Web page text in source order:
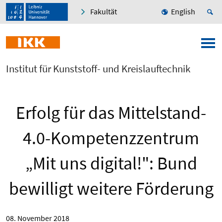
Fakultät English
Institut für Kunststoff- und Kreislauftechnik
Erfolg für das Mittelstand-
4.0-Kompetenzzentrum
„Mit uns digital!": Bund
bewilligt weitere Förderung
08. November 2018